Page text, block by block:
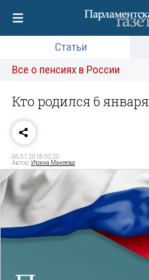
Статьи
Все о пенсиях в России
Кто родился 6 января
06.01.2018 00:20
Автор: Ирина Макеева